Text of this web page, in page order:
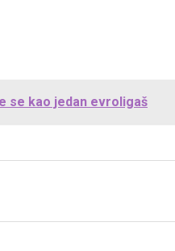
se kao jedan evroligaš